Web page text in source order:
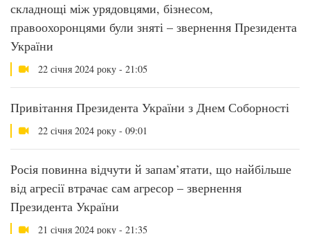
складнощі між урядовцями, бізнесом,
правоохоронцями були зняті – звернення Президента
України
22 січня 2024 року - 21:05
Привітання Президента України з Днем Соборності
22 січня 2024 року - 09:01
Росія повинна відчути й запам’ятати, що найбільше
від агресії втрачає сам агресор – звернення
Президента України
21 січня 2024 року - 21:35